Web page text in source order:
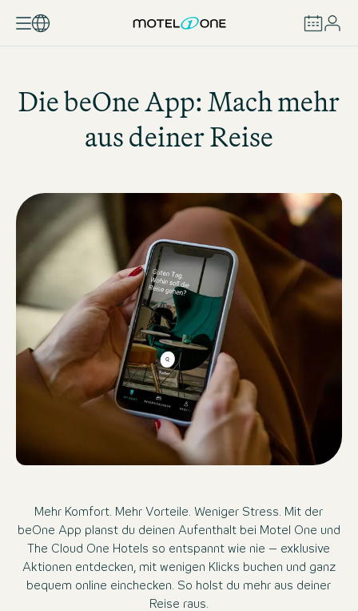
Die beOne App: Mach mehr
aus deiner Reise
Mehr Komfort. Mehr Vorteile. Weniger Stress. Mit der
beOne App planst du deinen Aufenthalt bei Motel One und
The Cloud One Hotels so entspannt wie nie – exklusive
Aktionen entdecken, mit wenigen Klicks buchen und ganz
bequem online einchecken. So holst du mehr aus deiner
Reise raus.